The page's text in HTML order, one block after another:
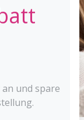
und spare